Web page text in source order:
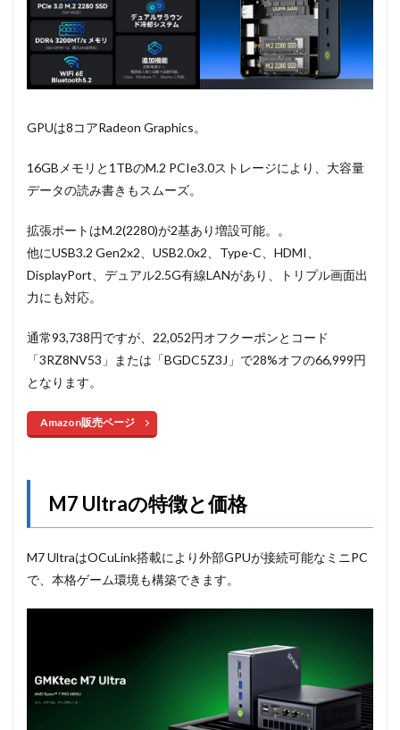
GPUは8コアRadeon Graphics。
16GBメモリと1TBのM.2 PCIe3.0ストレージにより、大容量
データの読み書きもスムーズ。
拡張ポートはM.2(2280)が2基あり増設可能。。
他にUSB3.2 Gen2x2、USB2.0x2、Type-C、HDMI、
DisplayPort、デュアル2.5G有線LANがあり、トリプル画面出
力にも対応。
通常93,738円ですが、22,052円オフクーポンとコード
「3RZ8NV53」または「BGDC5Z3J」で28%オフの66,999円
となります。
Amazon販売ページ
M7 Ultraの特徴と価格
M7 UltraはOCuLink搭載により外部GPUが接続可能なミニPC
で、本格ゲーム環境も構築できます。